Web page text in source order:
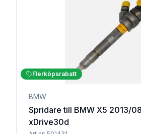
Flerköpsrabatt
BMW
Spridare till BMW X5 2013/
xDrive30d